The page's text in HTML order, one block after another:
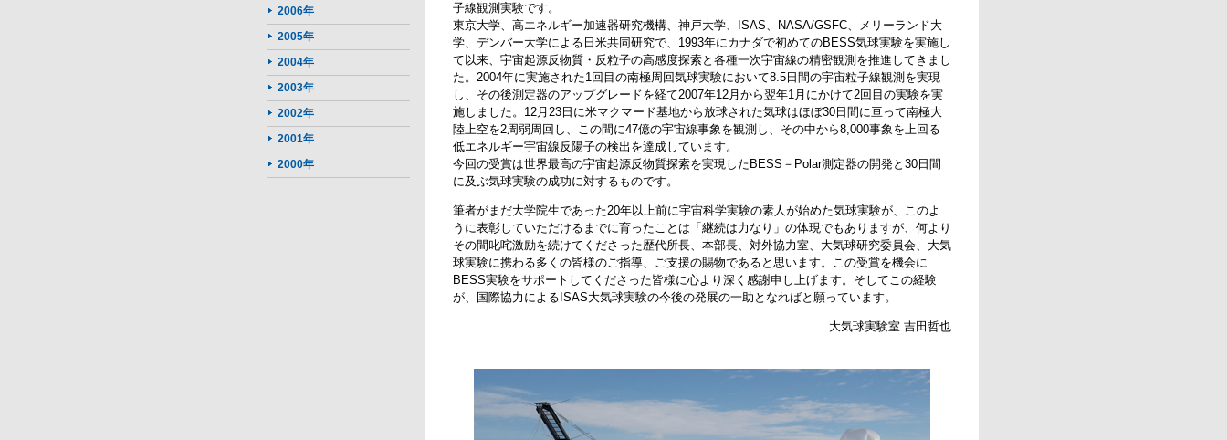
子線観測実験です。
東京大学、高エネルギー加速器研究機構、神戸大学、ISAS、NASA/GSFC、メリーランド大
学、デンバー大学による日米共同研究で、1993年にカナダで初めてのBESS気球実験を実施し
て以来、宇宙起源反物質・反粒子の高感度探索と各種一次宇宙線の精密観測を推進してきまし
た。2004年に実施された1回目の南極周回気球実験において8.5日間の宇宙粒子線観測を実現
し、その後測定器のアップグレードを経て2007年12月から翌年1月にかけて2回目の実験を実
施しました。12月23日に米マクマード基地から放球された気球はほぼ30日間に亘って南極大
陸上空を2周弱周回し、この間に47億の宇宙線事象を観測し、その中から8,000事象を上回る
低エネルギー宇宙線反陽子の検出を達成しています。
今回の受賞は世界最高の宇宙起源反物質探索を実現したBESS－Polar測定器の開発と30日間
に及ぶ気球実験の成功に対するものです。
筆者がまだ大学院生であった20年以上前に宇宙科学実験の素人が始めた気球実験が、このよ
うに表彰していただけるまでに育ったことは「継続は力なり」の体現でもありますが、何より
その間叱咤激励を続けてくださった歴代所長、本部長、対外協力室、大気球研究委員会、大気
球実験に携わる多くの皆様のご指導、ご支援の賜物であると思います。この受賞を機会に
BESS実験をサポートしてくださった皆様に心より深く感謝申し上げます。そしてこの経験
が、国際協力によるISAS大気球実験の今後の発展の一助となればと願っています。
大気球実験室 吉田哲也
2006年
2005年
2004年
2003年
2002年
2001年
2000年